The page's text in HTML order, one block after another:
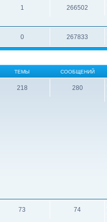
1 266502
0 267833
ТЕМЫ СООБЩЕНИЙ
218 280
73 74